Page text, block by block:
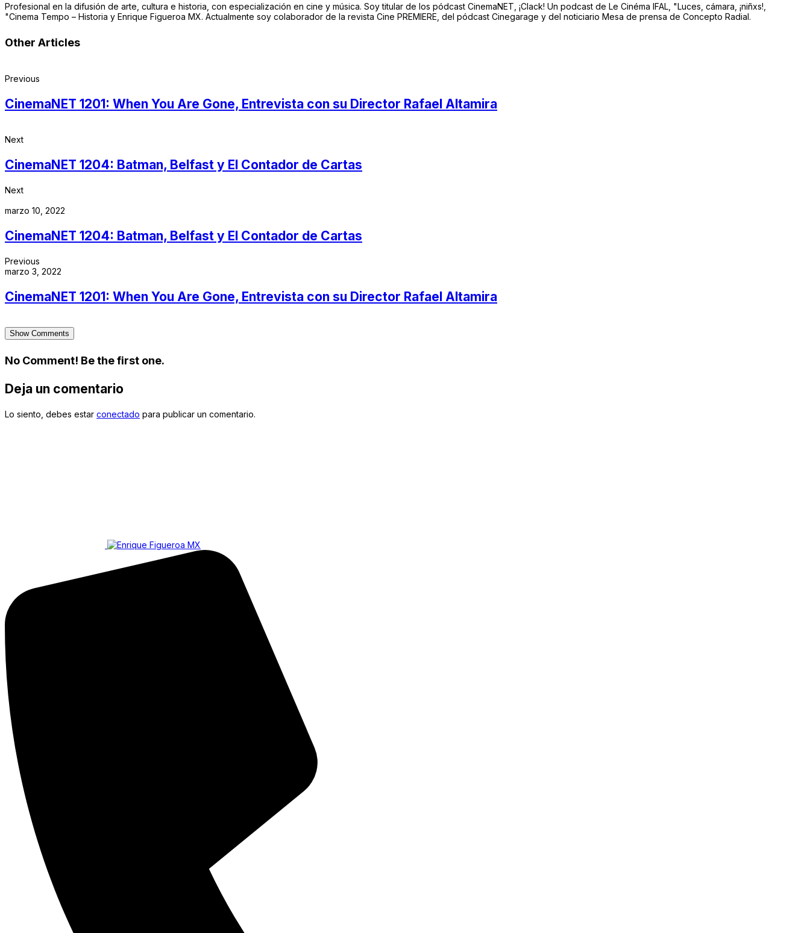
Profesional en la difusión de arte, cultura e historia, con especialización en cine y música. Soy titular de los pódcast CinemaNET, ¡Clack! Un podcast de Le Cinéma IFAL, "Luces, cámara, ¡niñxs!,
"Cinema Tempo – Historia y Enrique Figueroa MX. Actualmente soy colaborador de la revista Cine PREMIERE, del pódcast Cinegarage y del noticiario Mesa de prensa de Concepto Radial.
Other Articles
Previous
CinemaNET 1201: When You Are Gone, Entrevista con su Director Rafael Altamira
Next
CinemaNET 1204: Batman, Belfast y El Contador de Cartas
Next
marzo 10, 2022
CinemaNET 1204: Batman, Belfast y El Contador de Cartas
Previous
marzo 3, 2022
CinemaNET 1201: When You Are Gone, Entrevista con su Director Rafael Altamira
Show Comments
No Comment! Be the first one.
Deja un comentario
Lo siento, debes estar conectado para publicar un comentario.